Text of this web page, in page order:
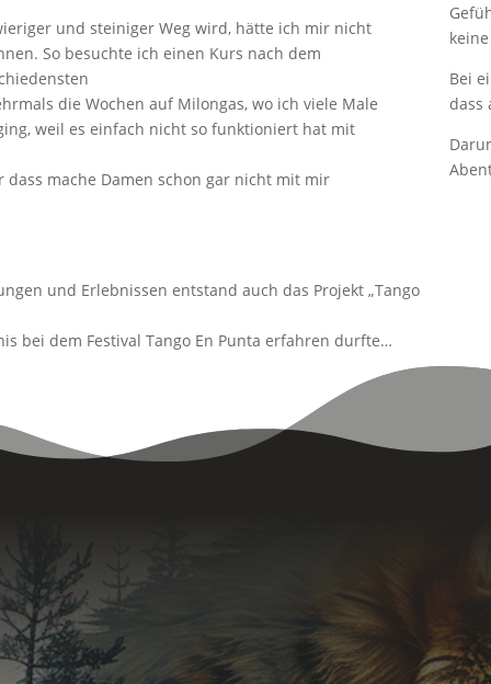
und steiniger Weg wird, hätte ich mir nicht
So besuchte ich einen Kurs nach dem
die Wochen auf Milongas, wo ich viele Male
weil es einfach nicht so funktioniert hat mit
dass mache Damen schon gar nicht mit mir
Bei
dass
und Erlebnissen entstand auch das Projekt „Tango
bei dem Festival Tango En Punta erfahren durfte…